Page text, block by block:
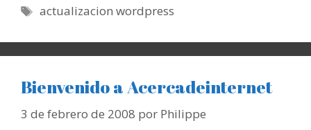
Etiquetas
actualizacion wordpress
Bienvenido a Acercadeinternet
3 de febrero de 2008 por Philippe